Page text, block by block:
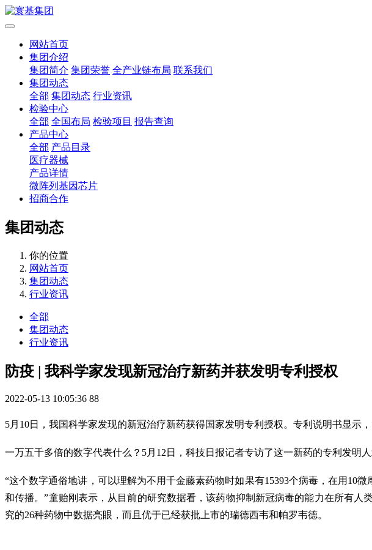
网站首页
集团介绍
集团简介 集团荣誉 全产业链布局 联系我们
集团动态
全部 集团动态 行业资讯
检验中心
全部 全国布局 检验项目 报告查询
产品中心
全部 产品目录
医疗器械
产品详情
微阵列基因芯片
招商合作
集团动态
你的位置
网站首页
集团动态
行业资讯
全部
集团动态
行业资讯
防疫 | 我科学家发现新冠治疗新药并获发明专利授权
2022-05-13 10:05:36 88
5月10日，我国科学家发现的新冠治疗新药获得国家发明专利授权。专利说明书显示
一万五千多倍的数字代表什么？5月12日，科技日报记者专访了这一新药的专利发明
“这个数字通俗地讲，可以理解为不用千金藤素药物时如果有15393个病毒，在用10
和传播。”童贻刚表示，从目前的研究数据看，该药物抑制新冠病毒的能力在所有
究的26种药物中数据亮眼，而且优于已经获批上市的瑞德西韦和帕罗韦德。